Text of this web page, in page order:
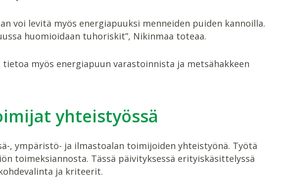
voi levitä myös energiapuuksi menneiden puiden kannoilla.
huomioidaan tuhoriskit”, Nikinmaa toteaa.
myös energiapuun varastoinnista ja metsähakkeen
yhteistyössä
, ympäristö- ja ilmastoalan toimijoiden yhteistyönä. Työtä
toimeksiannosta. Tässä päivityksessä erityiskäsittelyssä
ja kriteerit.